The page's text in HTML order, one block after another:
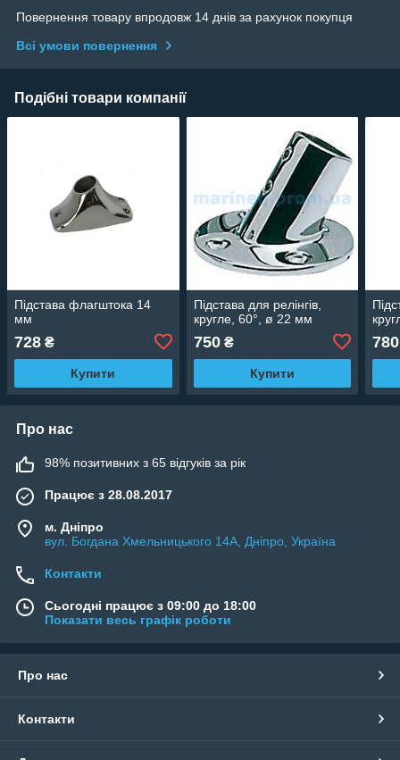
Повернення товару впродовж 14 днів за рахунок покупця
Всі умови повернення
Подібні товари компанії
Підстава флагштока 14
мм
728 ₴
Купити
Підстава для релінгів,
кругле, 60°, ø 22 мм
750₴
Купити
780
Про нас
98% позитивних з 65 відгуків за рік
Працює з 28.08.2017
м. Дніпро
вул. Богдана Хмельницького 14А, Дніпро, Україна
Контакти
Сьогодні працює з 09:00 до 18:00
Показати весь графік роботи
Про нас
Контакти